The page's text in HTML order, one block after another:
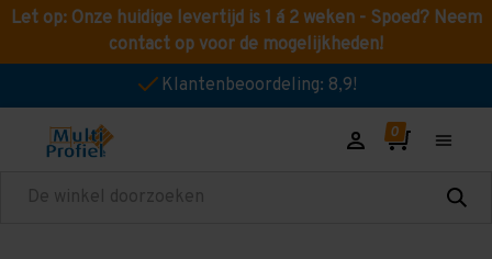
Let op: Onze huidige levertijd is 1 á 2 weken - Spoed? Neem
contact op voor de mogelijkheden!
Klantenbeoordeling: 8,9!
Zoeken